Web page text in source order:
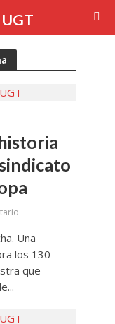
Una
los 130
que